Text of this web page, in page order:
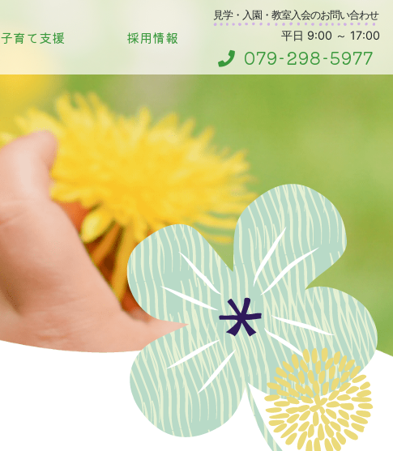
子育て支援 採用情報
見学・入園・教室入会のお問い合わせ
平日 9:00 ～ 17:00
079-298-5977